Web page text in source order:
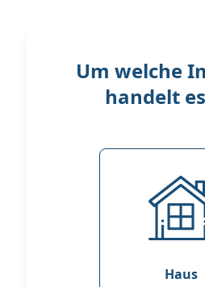
Um welche
handelt
Haus